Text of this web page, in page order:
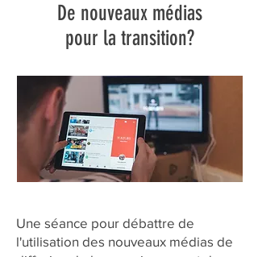
De nouveaux médias
pour la transition?
Une séance pour débattre de
l'utilisation des nouveaux médias de